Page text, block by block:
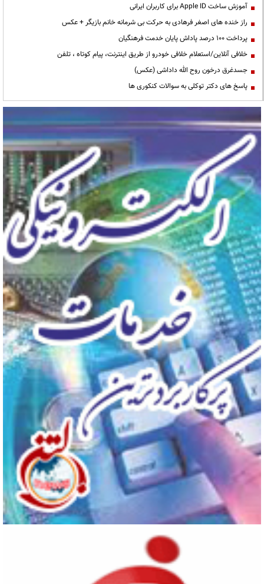
آموزش ساخت Apple ID برای کاربران ایرانی
راز خنده های اصغر فرهادی به حرکت بی شرمانه خانم بازیگر + عکس
پرداخت ۱۰۰ درصد پاداش پایان خدمت فرهنگیان
خلافی آنلاین/استعلام خلافی خودرو از طریق اینترنت، پیام کوتاه ، تلفن
جسدغرق درخون روح الله داداشی (عکس)
پاسخ های دکتر توکلی به سوالات کنکوری ها